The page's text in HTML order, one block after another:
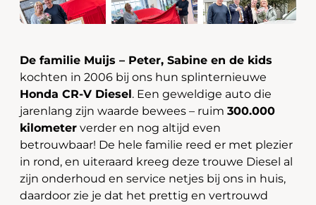
De familie Muijs – Peter, Sabine en de kids
kochten in 2006 bij ons hun splinternieuwe
Honda CR-V Diesel. Een geweldige auto die
jarenlang zijn waarde bewees – ruim 300.000
kilometer verder en nog altijd even
betrouwbaar! De hele familie reed er met plezier
in rond, en uiteraard kreeg deze trouwe Diesel al
zijn onderhoud en service netjes bij ons in huis,
daardoor zie je dat het prettig en vertrouwd